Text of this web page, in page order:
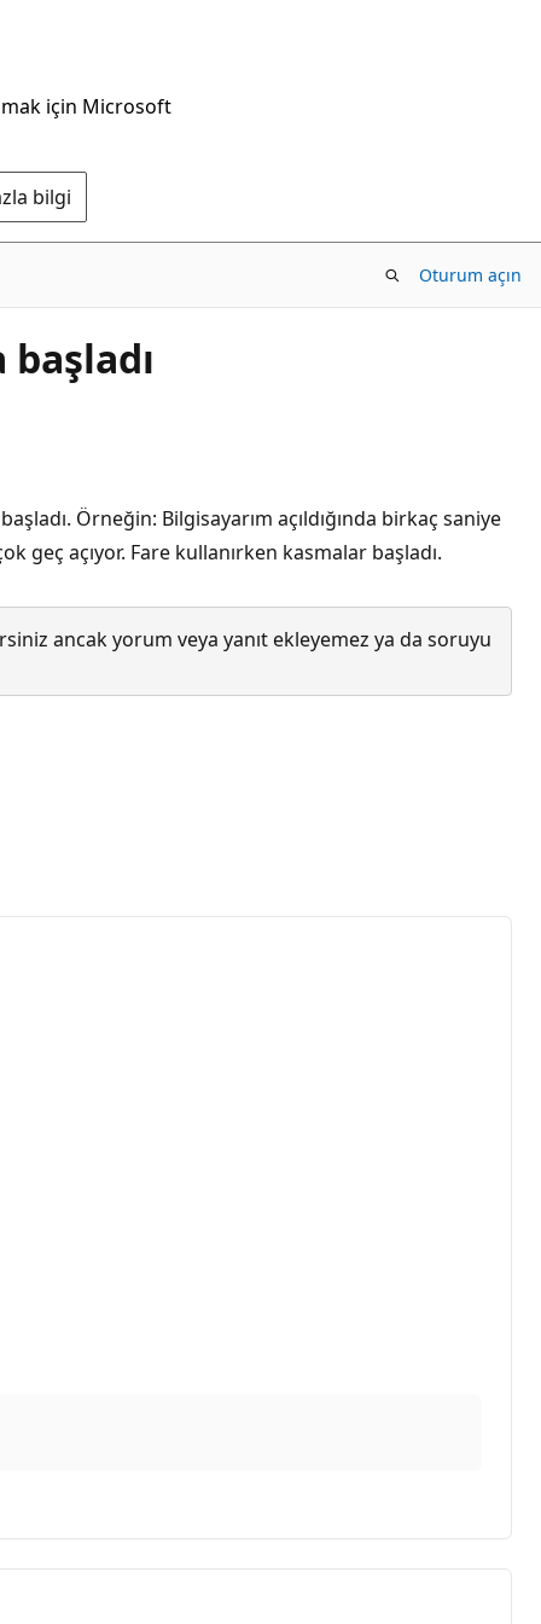
için Microsoft
bilgi
Oturum açın
Örneğin: Bilgisayarım açıldığında birkaç saniye
geç açıyor. Fare kullanırken kasmalar başladı.
ancak yorum veya yanıt ekleyemez ya da soruyu